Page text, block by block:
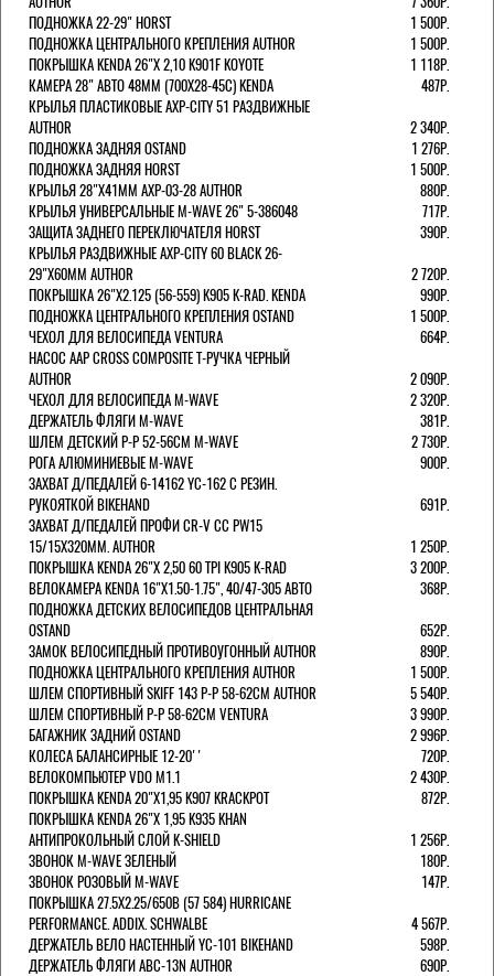
ПОДНОЖКА 22-29" HORST
1 500Р.
ПОДНОЖКА ЦЕНТРАЛЬНОГО КРЕПЛЕНИЯ AUTHOR
1 500Р.
ПОКРЫШКА KENDA 26"Х 2,10 K901F KOYOTE
1 118Р.
КАМЕРА 28" АВТО 48ММ (700Х28-45С) KENDA
487Р.
КРЫЛЬЯ ПЛАСТИКОВЫЕ AXP-CITY 51 РАЗДВИЖНЫЕ
AUTHOR
2 340Р.
ПОДНОЖКА ЗАДНЯЯ OSTAND
1 276Р.
ПОДНОЖКА ЗАДНЯЯ HORST
1 500Р.
КРЫЛЬЯ 28"Х41ММ AXP-03-28 AUTHOR
880Р.
КРЫЛЬЯ УНИВЕРСАЛЬНЫЕ M-WAVE 26" 5-386048
717Р.
ЗАЩИТА ЗАДНЕГО ПЕРЕКЛЮЧАТЕЛЯ HORST
390Р.
КРЫЛЬЯ РАЗДВИЖНЫЕ AXP-CITY 60 BLACK 26-
29"Х60ММ AUTHOR
2 720Р.
ПОКРЫШКА 26"Х2.125 (56-559) K905 K-RAD. KENDA
990Р.
ПОДНОЖКА ЦЕНТРАЛЬНОГО КРЕПЛЕНИЯ OSTAND
1 500Р.
ЧЕХОЛ ДЛЯ ВЕЛОСИПЕДА VENTURA
664Р.
НАСОС AAP CROSS COMPOSITE Т-РУЧКА ЧЕРНЫЙ
AUTHOR
2 090Р.
ЧЕХОЛ ДЛЯ ВЕЛОСИПЕДА M-WAVE
2 320Р.
ДЕРЖАТЕЛЬ ФЛЯГИ M-WAVE
381Р.
ШЛЕМ ДЕТСКИЙ Р-Р 52-56СМ M-WAVE
2 730Р.
РОГА АЛЮМИНИЕВЫЕ M-WAVE
900Р.
ЗАХВАТ Д/ПЕДАЛЕЙ 6-14162 YC-162 С РЕЗИН.
РУКОЯТКОЙ BIKEHAND
691Р.
ЗАХВАТ Д/ПЕДАЛЕЙ ПРОФИ CR-V CC PW15
15/15X320ММ. AUTHOR
1 250Р.
ПОКРЫШКА KENDA 26"Х 2,50 60 TPI K905 K-RAD
3 200Р.
ВЕЛОКАМЕРА KENDA 16"Х1.50-1.75", 40/47-305 АВТО
368Р.
ПОДНОЖКА ДЕТСКИХ ВЕЛОСИПЕДОВ ЦЕНТРАЛЬНАЯ
OSTAND
652Р.
ЗАМОК ВЕЛОСИПЕДНЫЙ ПРОТИВОУГОННЫЙ AUTHOR
890Р.
ПОДНОЖКА ЦЕНТРАЛЬНОГО КРЕПЛЕНИЯ AUTHOR
1 500Р.
ШЛЕМ СПОРТИВНЫЙ SKIFF 143 Р-Р 58-62СМ AUTHOR
5 540Р.
ШЛЕМ СПОРТИВНЫЙ Р-Р 58-62СМ VENTURA
3 990Р.
БАГАЖНИК ЗАДНИЙ OSTAND
2 996Р.
КОЛЕСА БАЛАНСИРНЫЕ 12-20''
720Р.
ВЕЛОКОМПЬЮТЕР VDO M1.1
2 430Р.
ПОКРЫШКА KENDA 20"Х1,95 K907 KRACKPOT
872Р.
ПОКРЫШКА KENDA 26"Х 1,95 K935 KHAN
АНТИПРОКОЛЬНЫЙ СЛОЙ K-SHIELD
1 256Р.
ЗВОНОК M-WAVE ЗЕЛЕНЫЙ
180Р.
ЗВОНОК РОЗОВЫЙ M-WAVE
147Р.
ПОКРЫШКА 27.5X2.25/650B (57 584) HURRICANE
PERFORMANCE. ADDIX. SCHWALBE
4 567Р.
ДЕРЖАТЕЛЬ ВЕЛО НАСТЕННЫЙ YC-101 BIKEHAND
598Р.
ДЕРЖАТЕЛЬ ФЛЯГИ ABC-13N AUTHOR
690Р.